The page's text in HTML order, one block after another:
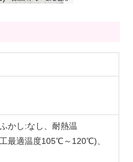
かし:なし、耐熱温
最適温度105℃～120℃)、